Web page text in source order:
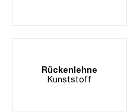
Rückenlehne
Kunststoff